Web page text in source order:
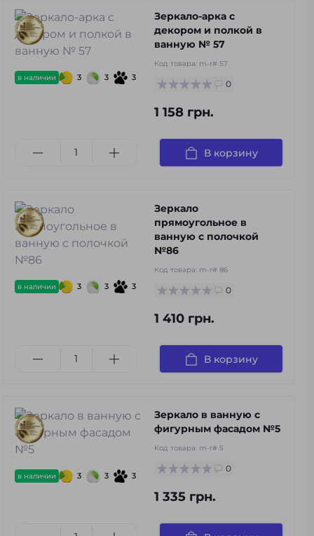
в наличии 3 3 3
Зеркало-арка с
декором и полкой в
ванную № 57
Код товара: m-r# 57
0
1 158 грн.
В корзину
в наличии 3 3 3
Зеркало
прямоугольное в
ванную с полочкой
№86
Код товара: m-r# 86
0
1 410 грн.
В корзину
в наличии 3 3 3
Зеркало в ванную с
фигурным фасадом №5
Код товара: m-r# 5
0
1 335 грн.